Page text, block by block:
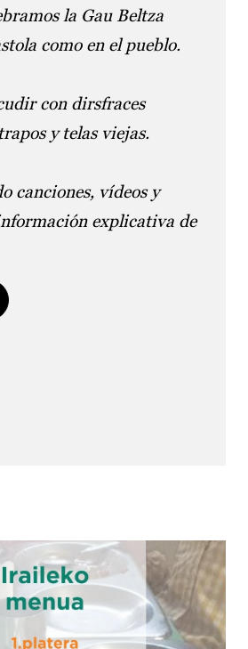
la Gau Beltza
como en el pueblo.
con dirsfraces
y telas viejas.
canciones, vídeos y
explicativa de